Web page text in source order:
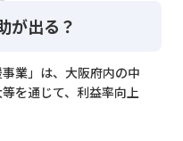
が出る？
業」は、大阪府内の中
を通じて、利益率向上